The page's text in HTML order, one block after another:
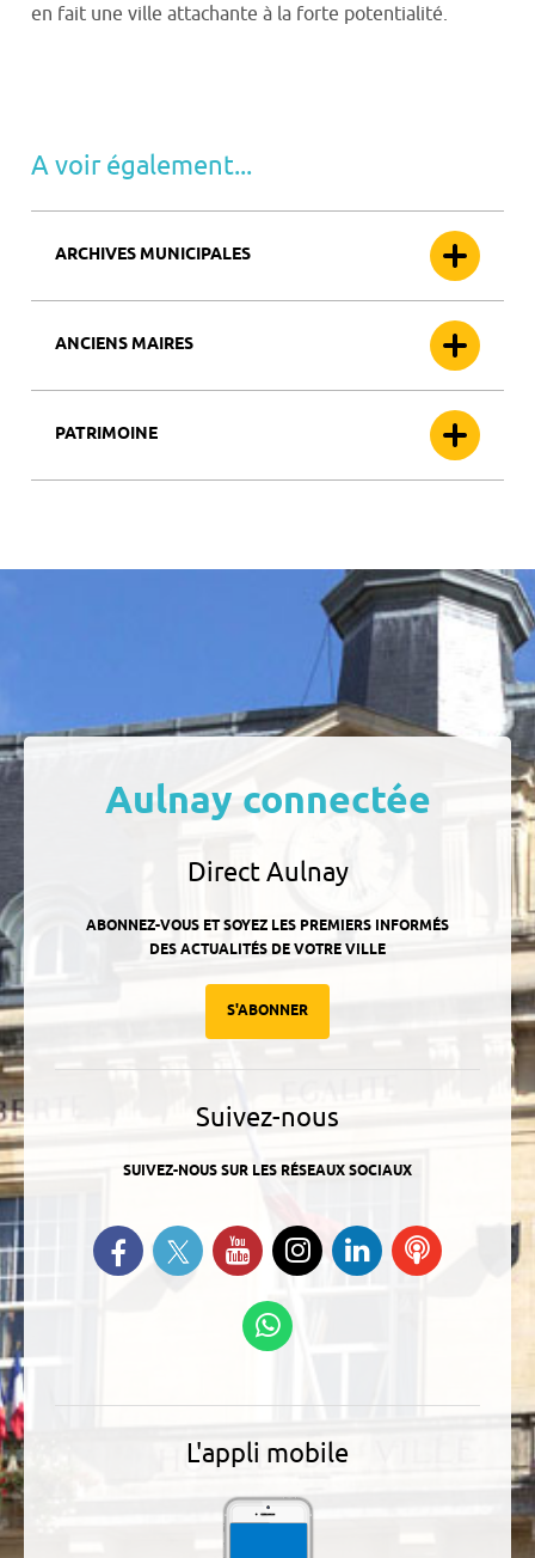
en fait une ville attachante à la forte potentialité.
A voir également...
ARCHIVES MUNICIPALES
ANCIENS MAIRES
PATRIMOINE
Aulnay connectée
Direct Aulnay
ABONNEZ-VOUS ET SOYEZ LES PREMIERS INFORMÉS
DES ACTUALITÉS DE VOTRE VILLE
S'ABONNER
Suivez-nous
SUIVEZ-NOUS SUR LES RÉSEAUX SOCIAUX
Retrouvez-nous sur Facebook
Suivez-nous sur Twitter
Suivez-nous sur YouTube
Suivez-nous sur
Instagram
Retrouvez-
nous sur
Ecoutez
L'appli mobile